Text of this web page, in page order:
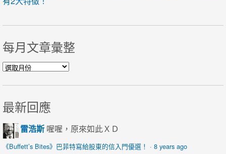
每月文章彙整
每月文章彙整
最新回應
雷浩斯 喔喔，原來如此ＸＤ
《Buffett’s Bites》巴菲特寫給股東的信入門優選！ · 8 years ago